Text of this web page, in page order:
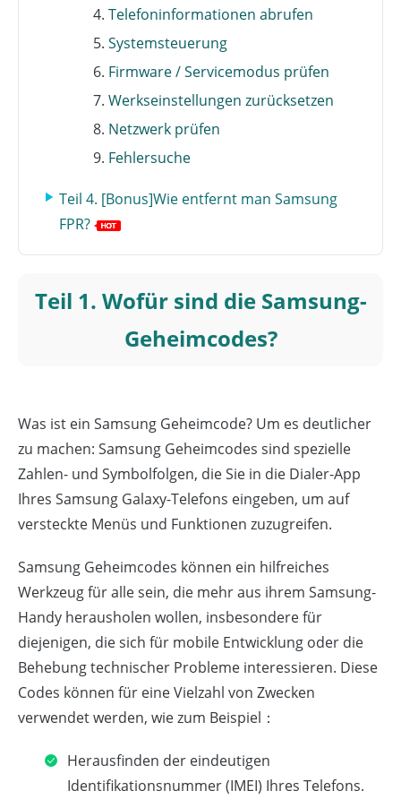
Telefoninformationen abrufen
Systemsteuerung
Firmware / Servicemodus prüfen
Werkseinstellungen zurücksetzen
Netzwerk prüfen
Fehlersuche
Teil 4. [Bonus]Wie entfernt man Samsung
FPR?
Teil 1. Wofür sind die Samsung-
Geheimcodes?
Was ist ein Samsung Geheimcode? Um es deutlicher
zu machen: Samsung Geheimcodes sind spezielle
Zahlen- und Symbolfolgen, die Sie in die Dialer-App
Ihres Samsung Galaxy-Telefons eingeben, um auf
versteckte Menüs und Funktionen zuzugreifen.
Samsung Geheimcodes können ein hilfreiches
Werkzeug für alle sein, die mehr aus ihrem Samsung-
Handy herausholen wollen, insbesondere für
diejenigen, die sich für mobile Entwicklung oder die
Behebung technischer Probleme interessieren. Diese
Codes können für eine Vielzahl von Zwecken
verwendet werden, wie zum Beispiel：
Herausfinden der eindeutigen
Identifikationsnummer (IMEI) Ihres Telefons.